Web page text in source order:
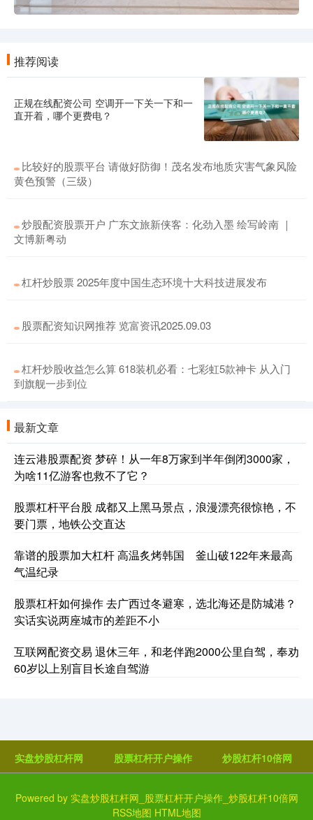
推荐阅读
正规在线配资公司 空调开一下关一下和一
直开着，哪个更费电？
比较好的股票平台 请做好防御！茂名发布地质灾害气象风险
黄色预警（三级）
炒股配资股票开户 广东文旅新侠客：化劲入墨 绘写岭南 ｜
文博新粤动
杠杆炒股票 2025年度中国生态环境十大科技进展发布
股票配资知识网推荐 览富资讯2025.09.03
杠杆炒股收益怎么算 618装机必看：七彩虹5款神卡 从入门
到旗舰一步到位
最新文章
连云港股票配资 梦碎！从一年8万家到半年倒闭3000家，
为啥11亿游客也救不了它？
股票杠杆平台股 成都又上黑马景点，浪漫漂亮很惊艳，不
要门票，地铁公交直达
靠谱的股票加大杠杆 高温炙烤韩国 釜山破122年来最高
气温纪录
股票杠杆如何操作 去广西过冬避寒，选北海还是防城港？
实话实说两座城市的差距不小
互联网配资交易 退休三年，和老伴跑2000公里自驾，奉劝
60岁以上别盲目长途自驾游
实盘炒股杠杆网 股票杠杆开户操作 炒股杠杆10倍网
Powered by 实盘炒股杠杆网_股票杠杆开户操作_炒股杠杆10倍网
RSS地图 HTML地图